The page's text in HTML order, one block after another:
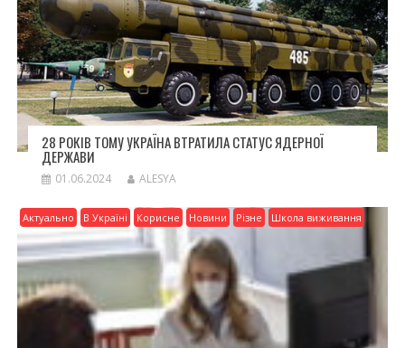
28 РОКІВ ТОМУ УКРАЇНА ВТРАТИЛА СТАТУС ЯДЕРНОЇ
ДЕРЖАВИ
01.06.2024 ALESYA
Актуально В Україні Корисне Новини Різне Школа виживання